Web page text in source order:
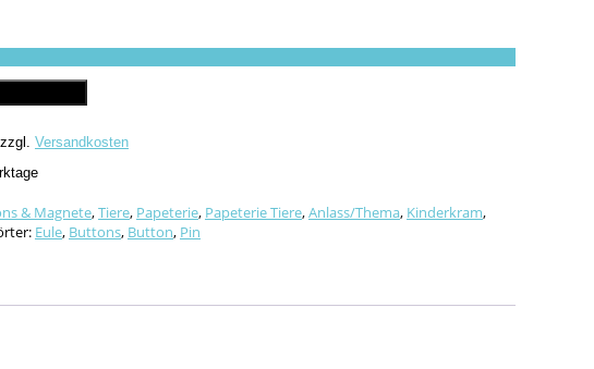
zzgl. Versandkosten
& Magnete,Tiere, Papeterie, Papeterie Tiere,Anlass/Thema, Kinderkram,
Eule, Buttons, Button, Pin